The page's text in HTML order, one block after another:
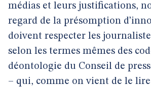
médias et leurs justifications,
regard de la présomption
doivent respecter les
selon les termes mêmes des
déontologie du Conseil de
– qui, comme on vient de le lire,